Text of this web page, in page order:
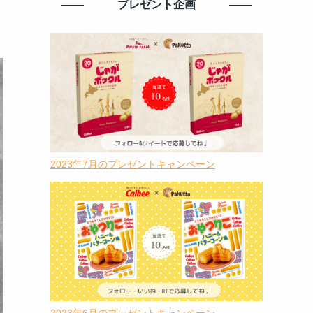
プレゼント企画
2023年7月のプレゼントキャンペーン